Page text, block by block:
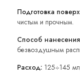
Подготовка
чистым и прочным.
Способ
безвоздушным
Расход: 125÷145